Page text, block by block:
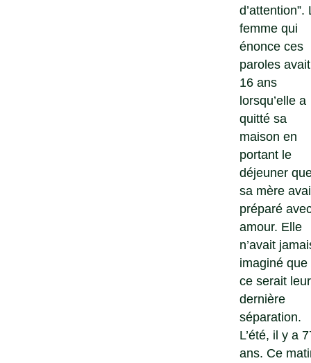
d’attention”.
femme qui
énonce ces
paroles avait
16 ans
lorsqu’elle a
quitté sa
maison en
portant le
déjeuner
sa mère
préparé
amour. Elle
n’avait
imaginé que
ce serait leur
dernière
séparation.
L’été, il y a
ans. Ce